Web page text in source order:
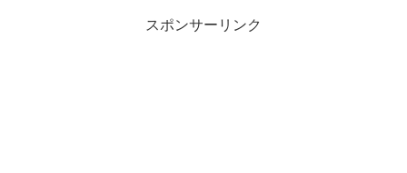
スポンサーリンク